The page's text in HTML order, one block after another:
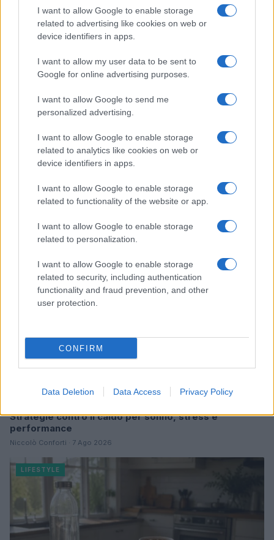
I want to allow Google to enable storage
related to advertising like cookies on web or
device identifiers in apps.
I want to allow my user data to be sent to
Google for online advertising purposes.
I want to allow Google to send me
personalized advertising.
I want to allow Google to enable storage
related to analytics like cookies on web or
device identifiers in apps.
I want to allow Google to enable storage
related to functionality of the website or app.
I want to allow Google to enable storage
related to personalization.
I want to allow Google to enable storage
related to security, including authentication
functionality and fraud prevention, and other
user protection.
CONFIRM
Data Deletion Data Access Privacy Policy
Strategie contro il caldo per sonno, stress e
performance
Niccolò Conforti · 7 Ago 2026
LIFESTYLE